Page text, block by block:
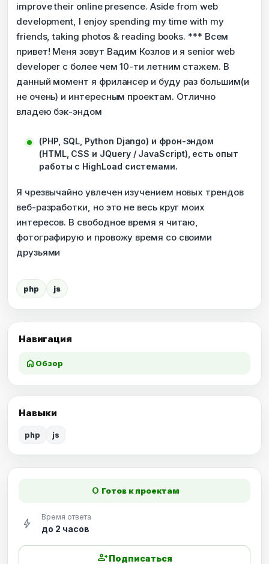
Навигация
home Обзор
Навыки
php js
improve their online presence. Aside from web
development, I enjoy spending my time with my
friends, taking photos & reading books. *** Всем
привет! Меня зовут Вадим Козлов и я senior web
developer с более чем 10-ти летним стажем. В
данный момент я фрилансер и буду раз большим(и
не очень) и интересным проектам. Отлично
владею бэк-эндом
(PHP, SQL, Python Django) и фрон-эндом
(HTML, CSS и JQuery / JavaScript), есть опыт
работы с HighLoad системами.
Я чрезвычайно увлечен изучением новых трендов
веб-разработки, но это не весь круг моих
интересов. В свободное время я читаю,
фотографирую и провожу время со своими
друзьями
php js
fiber_manual_record Готов к проектам
bolt Время ответа
до 2 часов
person_addПодписаться